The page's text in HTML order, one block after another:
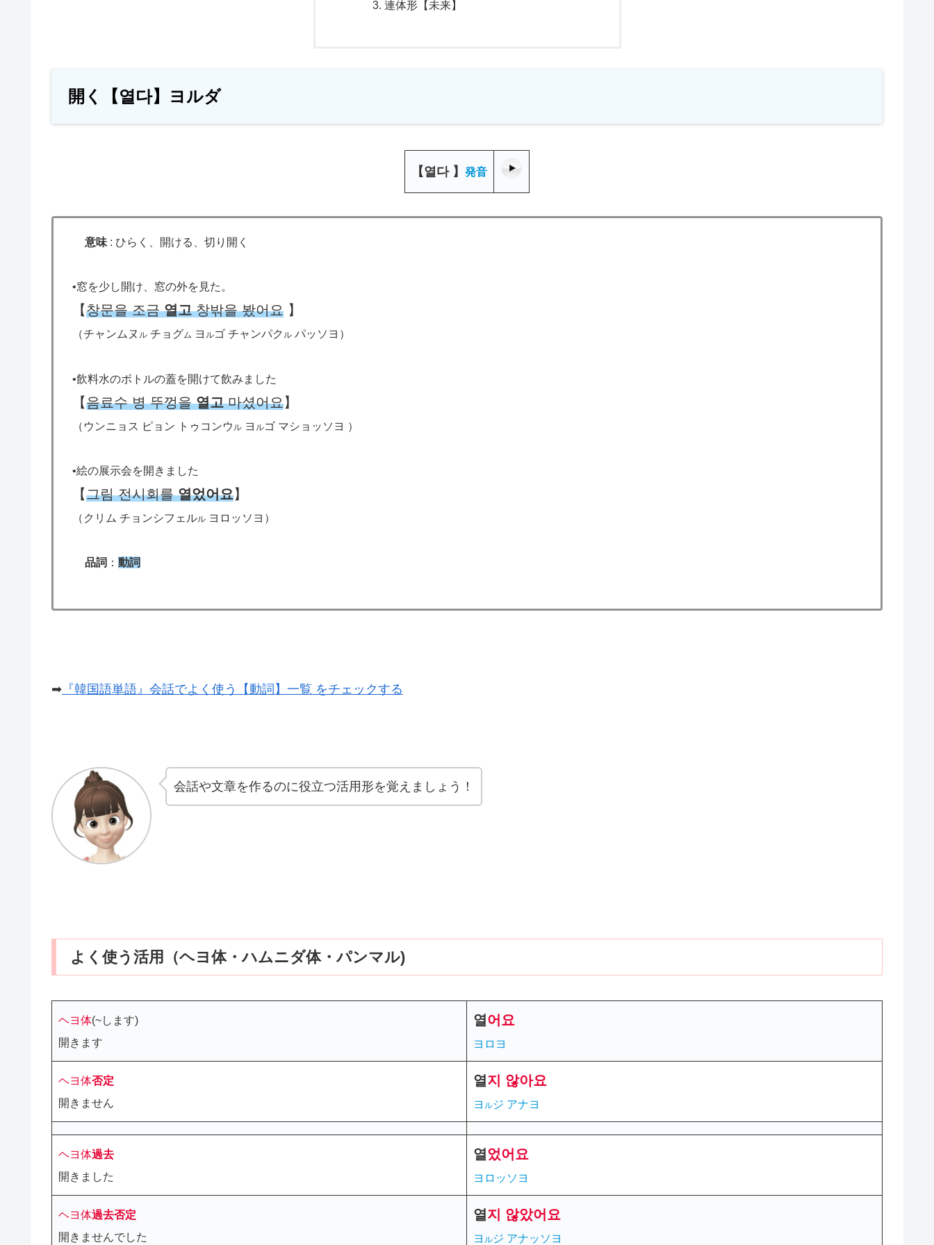
連体形【未来】
開く【열다】ヨルダ
【열다】 発音
意味 : ひらく、開ける、切り開く
•窓を少し開け、窓の外を見た。
【창문을 조금열고창밖을 봤어요 】
（チャンムヌ ル チョグム ヨ ルゴ チャンパク ル パッソヨ）
•飲料水のボトルの蓋を開けて飲みました
【음료수 병 뚜껑을열고마셨어요】
（ウンニョス ピョン トゥコンウ ル ヨ ルゴ マショッソヨ ）
•絵の展示会を開きました
【그림 전시회를열었어요】
（クリム チョンシフェルル ヨロッソヨ）
品詞 ： 動詞
➡ 『韓国語単語』会話でよく使う【動詞】一覧 をチェックする
会話や文章を作るのに役立つ活用形を覚えましょう！
よく使う活用（ヘヨ体・ハムニダ体・パンマル)
ヘヨ体(~します)
開きます
열어요
ヨロヨ
ヘヨ体否定
開きません
열지 않아요
ヨ ルジ アナヨ
ヘヨ体過去
開きました
열었어요
ヨロッソヨ
ヘヨ体過去否定
開きませんでした
열지 않았어요
ヨ ルジ アナッソヨ